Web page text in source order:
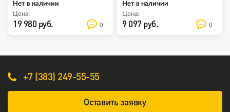
Нет в наличии
Цена:
19 980 руб. 0
Нет в наличии
Цена:
9 097 руб. 0
+7 (383) 249-55-55
Оставить заявку